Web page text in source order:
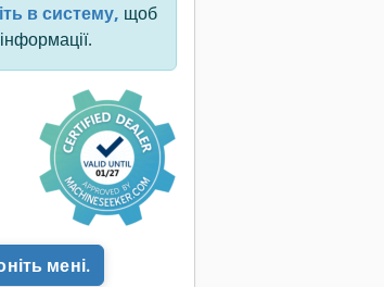
в систему, щоб
мені.